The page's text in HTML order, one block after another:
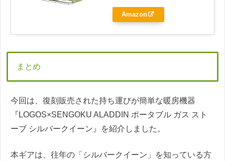
Amazon
まとめ
今回は、復刻販売された持ち運びが簡単な暖房機器
『LOGOS×SENGOKU ALADDIN ポータブル ガス スト
ーブ シルバークイーン』を紹介しました。
本ギアは、往年の「シルバークイーン」を知っている方